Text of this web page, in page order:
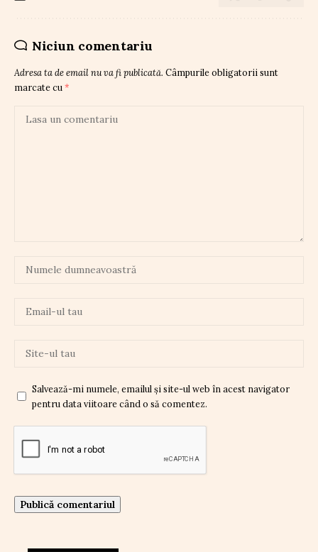
Niciun comentariu
Adresa ta de email nu va fi publicată. Câmpurile obligatorii sunt
marcate cu *
Salvează-mi numele, emailul și site-ul web în acest navigator
pentru data viitoare când o să comentez.